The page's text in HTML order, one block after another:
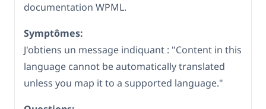
documentation WPML.
Symptômes:
J'obtiens un message indiquant : "Content in this
language cannot be automatically translated
unless you map it to a supported language."